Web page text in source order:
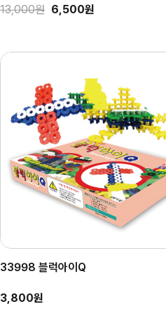
13,000원 6,500원
33998 블럭아이Q
3,800원